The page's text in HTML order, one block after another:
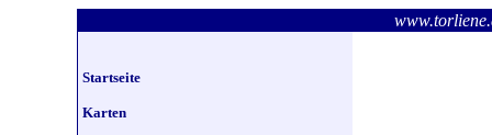
Startseite
Karten